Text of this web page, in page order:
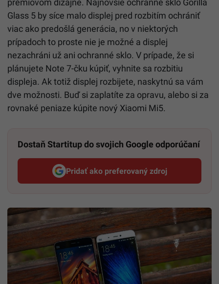
prémiovom dizajne. Najnovšie ochranné sklo Gorilla
Glass 5 by síce malo displej pred rozbitím ochrániť
viac ako predošlá generácia, no v niektorých
prípadoch to proste nie je možné a displej
nezachráni už ani ochranné sklo. V prípade, že si
plánujete Note 7-čku kúpiť, vyhnite sa rozbitiu
displeja. Ak totiž displej rozbijete, naskytnú sa vám
dve možnosti. Buď si zaplatíte za opravu, alebo si za
rovnaké peniaze kúpite nový Xiaomi Mi5.
Dostaň Startitup do svojich Google odporúčaní
Pridať ako preferovaný zdroj
Startitup, odkaz sa otvorí v